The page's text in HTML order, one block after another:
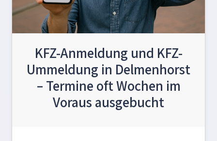
KFZ-Anmeldung und KFZ-
Ummeldung in Delmenhorst
– Termine oft Wochen im
Voraus ausgebucht